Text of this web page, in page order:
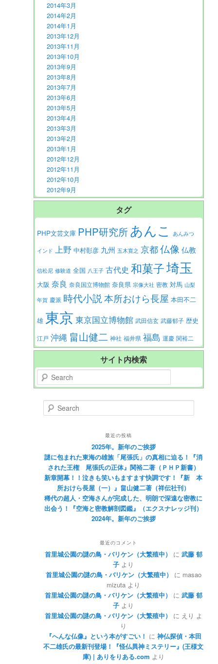
2014年3月
2014年2月
2014年1月
2013年12月
2013年11月
2013年10月
2013年9月
2013年8月
2013年7月
2013年6月
2013年5月
2013年4月
2013年3月
2013年2月
2013年1月
2012年12月
2012年11月
2012年10月
2012年9月
タグ
PHP文芸文庫 PHP研究所あんこ あんみつ
インド 上野 中村彰彦 九州 五木寛之 京都仏像 仏教
信松尼 修験道 全国 八王子 古代史 和菓子埼玉
大阪 奈良 奈良国立博物館 奈良県 宗像大社 密教 対馬 山梨
年賀 慶派 時代小説本所おけら長屋 本田不二
雄 東京 東京国立博物館 武田信玄 武藤郁子 歴史
江戸 沖縄 畠山健二 神社 福井県 福島 運慶 関裕二
サイト内検索
Search
Search
最近の投稿
2025年。新年のご挨拶
謎に包まれた東海の雄族「尾張氏」の真相に迫る！『消
された王権 尾張氏の正体』関裕二著（ＰＨＰ新書）
新章開幕！！泣きも笑いもますます快調です！『新 本
所おけら長屋（一）』畠山健二著（祥伝社刊）
稀代の超人・空海さんが完成した、明朗で深遠な密教に
出会う！『空海と密教解剖図鑑』（エクスナレッジ刊）
2024年。新年のご挨拶
最近のコメント
首里城公園の謎の鳥・バリケン（大繁殖中） に 武藤 郁
子 より
首里城公園の謎の鳥・バリケン（大繁殖中）
に masao
mizuta より
首里城公園の謎の鳥・バリケン（大繁殖中）
に 武藤 郁
子 より
首里城公園の謎の鳥・バリケン（大繁殖中）
に えり よ
り
『へんな仏像』という本がすごい！ に 神仏探偵・本田
不二雄氏の最新刊登場！『怪仏異神ミステリー』(王様文
庫) | ありをりある.com より